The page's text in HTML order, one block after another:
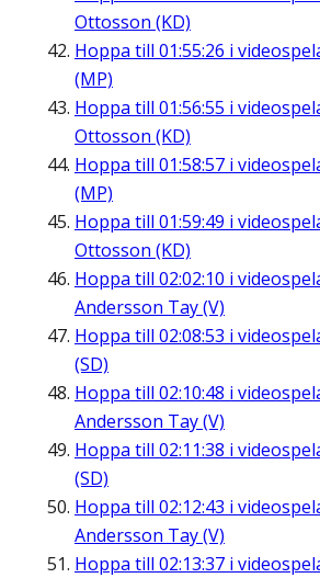
Ottosson (KD)
Hoppa till 01:55:26 i
(MP)
Hoppa till 01:56:55 i
Ottosson (KD)
Hoppa till 01:58:57 i
(MP)
Hoppa till 01:59:49 i
Ottosson (KD)
Hoppa till 02:02:10 i
Andersson Tay (V)
Hoppa till 02:08:53 i
(SD)
Hoppa till 02:10:48 i
Andersson Tay (V)
Hoppa till 02:11:38 i
(SD)
Hoppa till 02:12:43 i
Andersson Tay (V)
Hoppa till 02:13:37 i